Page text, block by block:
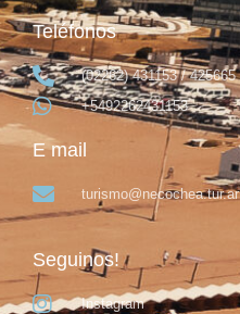
Teléfonos
(02262) 431153 / 425665
+5492262431153
E mail
turismo@necochea.tur.ar
Seguinos!
Instagram